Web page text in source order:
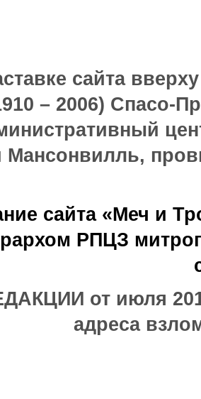
сайта
– 2006) Спасо-
Мансонвилль,
сайта «Меч и
РПЦЗ
от июля
адреса